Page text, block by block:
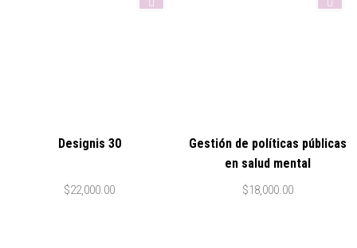
Designis 30
$22,000.00
Gestión de políticas públicas
en salud mental
$18,000.00